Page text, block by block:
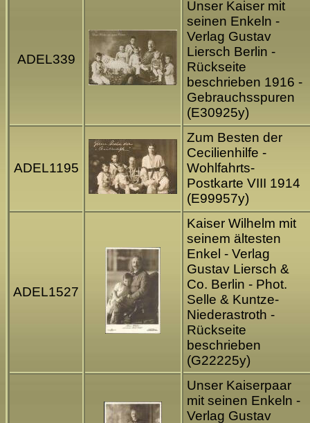
ADEL339
Unser Kaiser mit
seinen Enkeln -
Verlag Gustav
Liersch Berlin -
Rückseite
beschrieben 1916 -
Gebrauchsspuren
(E30925y)
ADEL1195
Zum Besten der
Cecilienhilfe -
Wohlfahrts-
Postkarte VIII 1914
(E99957y)
ADEL1527
Kaiser Wilhelm mit
seinem ältesten
Enkel - Verlag
Gustav Liersch &
Co. Berlin - Phot.
Selle & Kuntze-
Niederastroth -
Rückseite
beschrieben
(G22225y)
Unser Kaiserpaar
mit seinen Enkeln -
Verlag Gustav